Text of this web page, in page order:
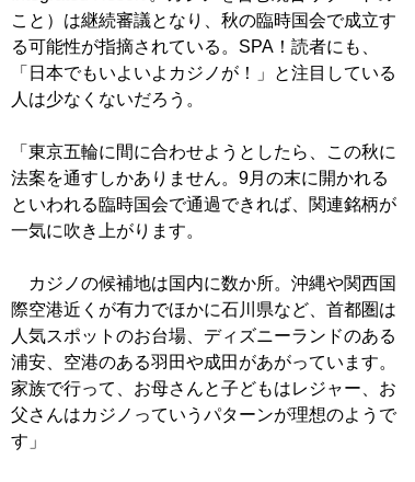
こと）は継続審議となり、秋の臨時国会で成立す
る可能性が指摘されている。SPA！読者にも、
「日本でもいよいよカジノが！」と注目している
人は少なくないだろう。
「東京五輪に間に合わせようとしたら、この秋に
法案を通すしかありません。9月の末に開かれる
といわれる臨時国会で通過できれば、関連銘柄が
一気に吹き上がります。
カジノの候補地は国内に数か所。沖縄や関西国
際空港近くが有力でほかに石川県など、首都圏は
人気スポットのお台場、ディズニーランドのある
浦安、空港のある羽田や成田があがっています。
家族で行って、お母さんと子どもはレジャー、お
父さんはカジノっていうパターンが理想のようで
す」